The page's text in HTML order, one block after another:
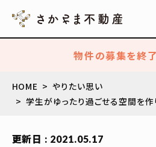
物件の募集を終
HOME
やりたい思い
学生がゆったり過ごせる空間を作
更新日 : 2021.05.17